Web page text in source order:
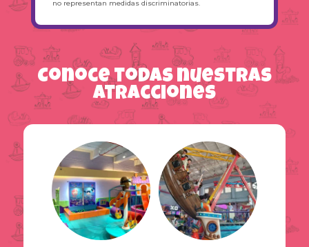
Eventos Jardines y Colegios
Promociones
Trabaja con nosotros
Nosotros
no representan medidas discriminatorias.
Conoce todas nuestras
atracciones